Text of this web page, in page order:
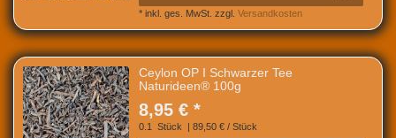
* inkl. ges. MwSt. zzgl. Versandkosten
Ceylon OP I Schwarzer Tee
Naturideen® 100g
8,95 € *
0.1 Stück | 89,50 € / Stück